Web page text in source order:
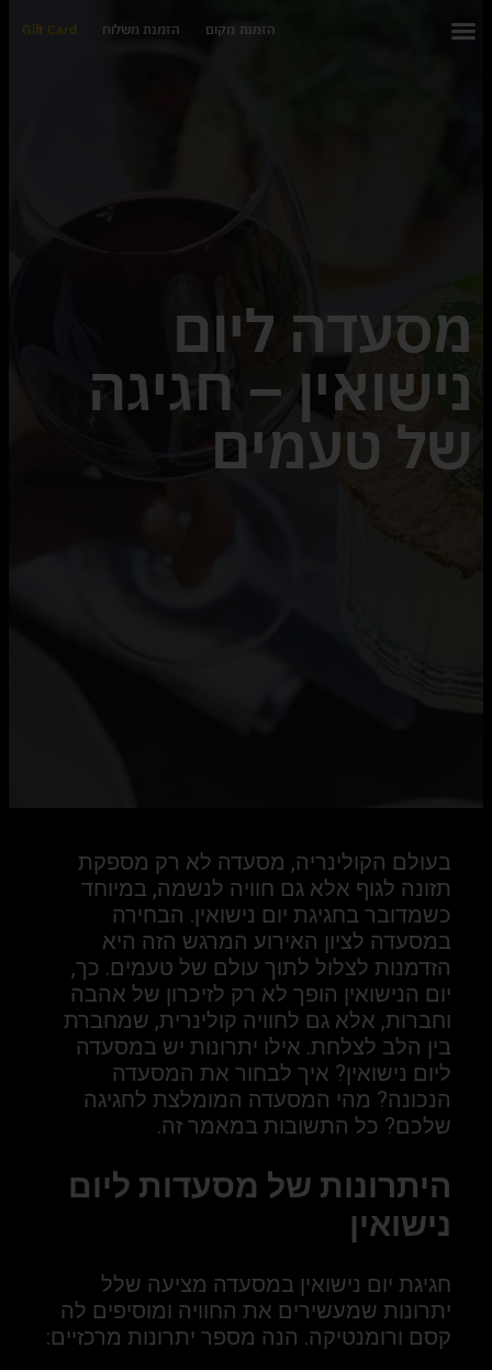
הזמנת מקום הזמנת משלוח Gift Card
מסעדה ליום
נישואין – חגיגה
של טעמים
בעולם הקולינריה, מסעדה לא רק מספקת
תזונה לגוף אלא גם חוויה לנשמה, במיוחד
כשמדובר בחגיגת יום נישואין. הבחירה
במסעדה לציון האירוע המרגש הזה היא
הזדמנות לצלול לתוך עולם של טעמים. כך,
יום הנישואין הופך לא רק לזיכרון של אהבה
וחברות, אלא גם לחוויה קולינרית, שמחברת
בין הלב לצלחת. אילו יתרונות יש במסעדה
ליום נישואין? איך לבחור את המסעדה
הנכונה? מהי המסעדה המומלצת לחגיגה
שלכם? כל התשובות במאמר זה.
היתרונות של מסעדות ליום
נישואין
חגיגת יום נישואין במסעדה מציעה שלל
יתרונות שמעשירים את החוויה ומוסיפים לה
קסם ורומנטיקה. הנה מספר יתרונות מרכזיים: